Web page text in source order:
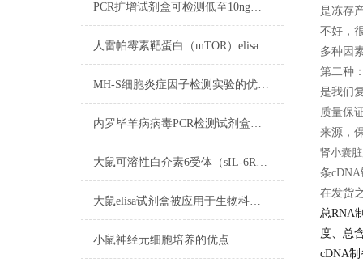
PCR扩增试剂盒可检测低至10ng的人基因组DNA
人雷帕霉素靶蛋白（mTOR）elisa试剂盒样本实验前准备
MH-S细胞炎症因子检测实验的优化策略
内罗毕羊病病毒PCR检测试剂盒反应五要素
大鼠可溶性白介素6受体（sIL-6R）elisa试剂盒样本处理及要求
大鼠elisa试剂盒被应用于生物科学研究和临床诊断中
小鼠神经元细胞培养的优点
是冻存
不好，
多种因
第二种
是我们
质量保
来源，
肾小囊
条
在发货
总RNA
度、总
cDNA制